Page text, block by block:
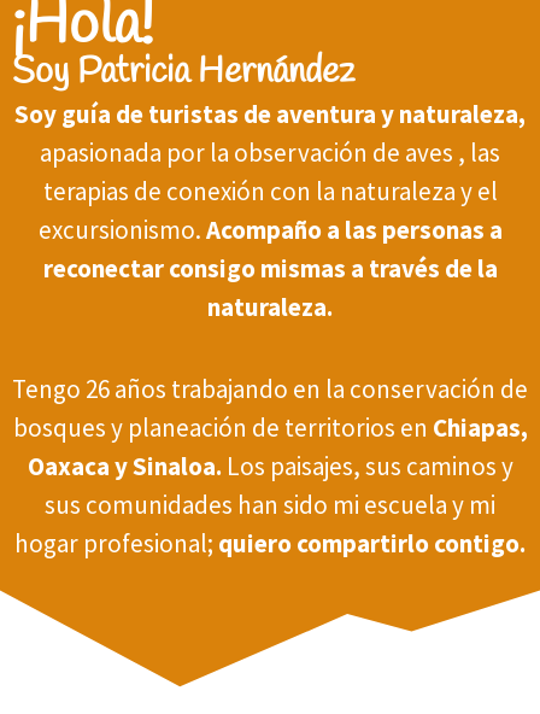
¡Hola!
Soy Patricia Hernández
Soy guía de turistas de aventura y naturaleza,
apasionada por la observación de aves , las
terapias de conexión con la naturaleza y el
excursionismo.Acompaño a las personas a
reconectar consigo mismas a través de la
naturaleza.
Tengo 26 años trabajando en la conservación de
bosques y planeación de territorios en Chiapas,
Oaxaca y Sinaloa. Los paisajes, sus caminos y
sus comunidades han sido mi escuela y mi
hogar profesional; quiero compartirlo contigo.